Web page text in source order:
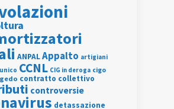
ANPALAppalto artigiani
CCNL CIG in deroga cigo
contratto collettivo
controversie
detassazione